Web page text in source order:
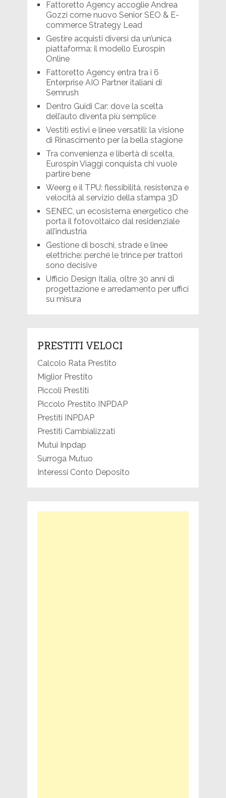
Fattoretto Agency accoglie Andrea
Gozzi come nuovo Senior SEO & E-
commerce Strategy Lead
Gestire acquisti diversi da un’unica
piattaforma: il modello Eurospin
Online
Fattoretto Agency entra tra i 6
Enterprise AIO Partner italiani di
Semrush
Dentro Guidi Car: dove la scelta
dell’auto diventa più semplice
Vestiti estivi e linee versatili: la visione
di Rinascimento per la bella stagione
Tra convenienza e libertà di scelta,
Eurospin Viaggi conquista chi vuole
partire bene
Weerg e il TPU: flessibilità, resistenza e
velocità al servizio della stampa 3D
SENEC, un ecosistema energetico che
porta il fotovoltaico dal residenziale
all’industria
Gestione di boschi, strade e linee
elettriche: perché le trince per trattori
sono decisive
Ufficio Design Italia, oltre 30 anni di
progettazione e arredamento per uffici
su misura
PRESTITI VELOCI
Calcolo Rata Prestito
Miglior Prestito
Piccoli Prestiti
Piccolo Prestito INPDAP
Prestiti INPDAP
Prestiti Cambializzati
Mutui Inpdap
Surroga Mutuo
Interessi Conto Deposito